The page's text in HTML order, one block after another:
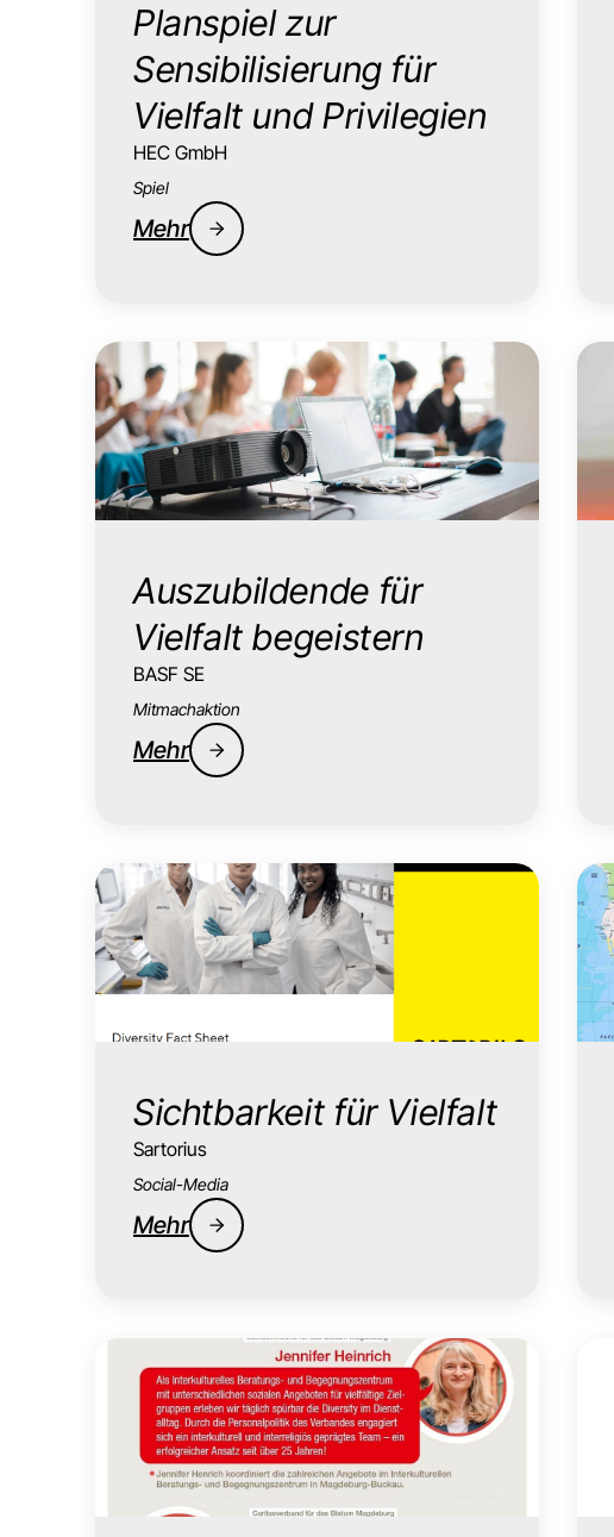
Planspiel zur
Sensibilisierung für
Vielfalt und Privilegien
HEC GmbH
Spiel
Mehr
Auszubildende für
Vielfalt begeistern
BASF SE
Mitmachaktion
Mehr
Sichtbarkeit für Vielfalt
Sartorius
Social-Media
Mehr